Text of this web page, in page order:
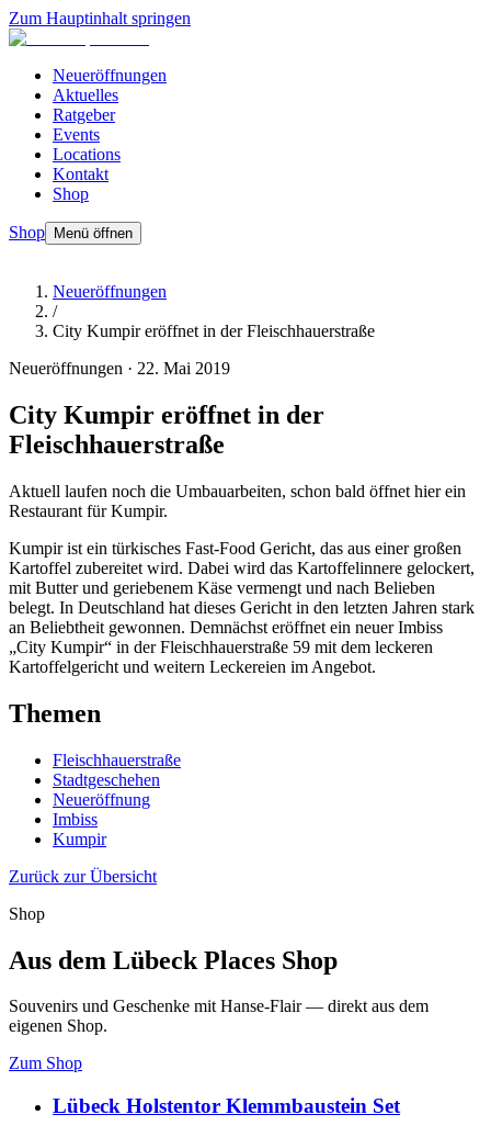
Zum Hauptinhalt springen
Neueröffnungen
Aktuelles
Ratgeber
Events
Locations
Kontakt
Shop
Shop Menü öffnen
Neueröffnungen
/
City Kumpir eröffnet in der Fleischhauerstraße
Neueröffnungen · 22. Mai 2019
City Kumpir eröffnet in der
Fleischhauerstraße
Aktuell laufen noch die Umbauarbeiten, schon bald öffnet hier ein
Restaurant für Kumpir.
Kumpir ist ein türkisches Fast-Food Gericht, das aus einer großen
Kartoffel zubereitet wird. Dabei wird das Kartoffelinnere gelockert,
mit Butter und geriebenem Käse vermengt und nach Belieben
belegt. In Deutschland hat dieses Gericht in den letzten Jahren stark
an Beliebtheit gewonnen. Demnächst eröffnet ein neuer Imbiss
„City Kumpir“ in der Fleischhauerstraße 59 mit dem leckeren
Kartoffelgericht und weitern Leckereien im Angebot.
Themen
Fleischhauerstraße
Stadtgeschehen
Neueröffnung
Imbiss
Kumpir
Zurück zur Übersicht
Shop
Aus dem Lübeck Places Shop
Souvenirs und Geschenke mit Hanse-Flair — direkt aus dem
eigenen Shop.
Zum Shop
Lübeck Holstentor Klemmbaustein Set